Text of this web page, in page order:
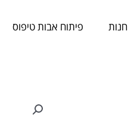
חנות פיתוח אבות טיפוס